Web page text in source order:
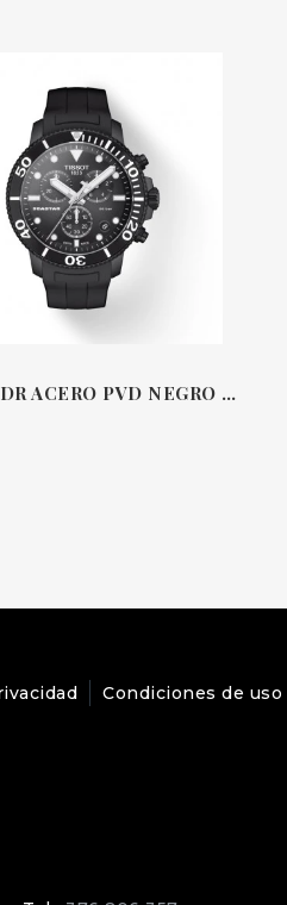
T1204BPVDR ACERO PVD NEGRO & CAUCHO 45.5 MM CUARZO CRONÓGRAFO SEASTAR 1000 TISSOT
Condiciones de uso